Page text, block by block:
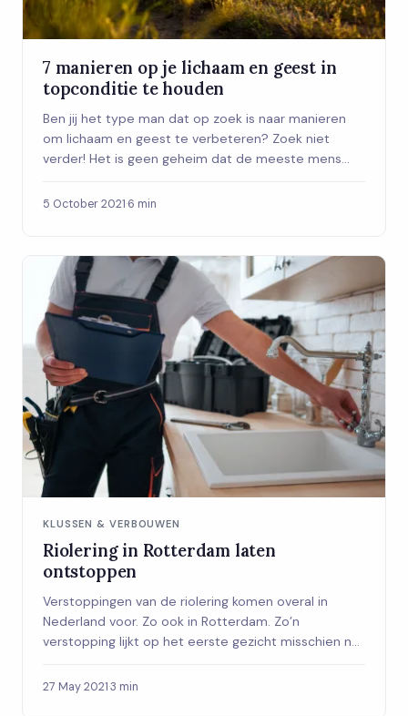
7 manieren op je lichaam en geest in
topconditie te houden
Ben jij het type man dat op zoek is naar manieren
om lichaam en geest te verbeteren? Zoek niet
verder! Het is geen geheim dat de meeste mens...
5 October 2021·6 min
KLUSSEN & VERBOUWEN
Riolering in Rotterdam laten
ontstoppen
Verstoppingen van de riolering komen overal in
Nederland voor. Zo ook in Rotterdam. Zo’n
verstopping lijkt op het eerste gezicht misschien n...
27 May 2021·3 min